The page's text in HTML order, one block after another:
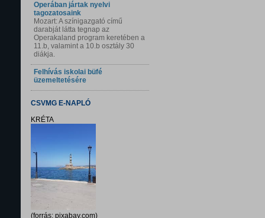
Operában jártak nyelvi
tagozatosaink
Mozart: A színigazgató című
darabját látta tegnap az
Operakaland program keretében a
11.b, valamint a 10.b osztály 30
diákja.
Felhívás iskolai büfé
üzemeltetésére
CSVMG E-NAPLÓ
KRÉTA
(forrás: pixabay.com)